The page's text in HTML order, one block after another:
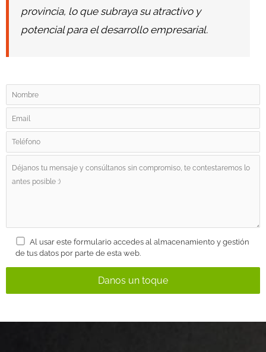
provincia, lo que subraya su atractivo y
potencial para el desarrollo empresarial.
Al usar este formulario accedes al almacenamiento y gestión
de tus datos por parte de esta web.